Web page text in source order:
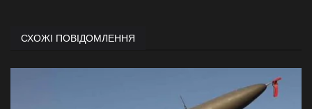
СХОЖІ ПОВІДОМЛЕННЯ